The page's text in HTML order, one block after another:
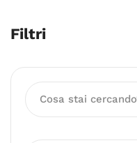
Filtri